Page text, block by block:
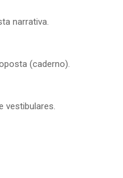
narrativa.
(caderno).
vestibulares.